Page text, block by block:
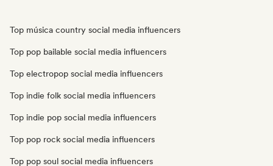
Top música country social media influencers
Top pop bailable social media influencers
Top electropop social media influencers
Top indie folk social media influencers
Top indie pop social media influencers
Top pop rock social media influencers
Top pop soul social media influencers